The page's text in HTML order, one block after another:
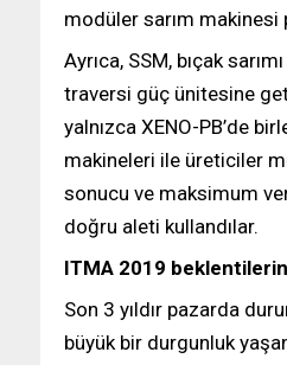
modüler sarım
Ayrıca, SSM, bıçak
traversi güç ünitesine
yalnızca XENO-PB’de
makineleri ile üreticiler
sonucu ve maksimum
doğru aleti kullandılar.
ITMA 2019
Son 3 yıldır pazarda
büyük bir durgunluk